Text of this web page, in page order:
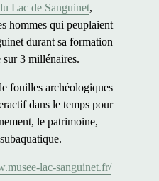
Lac de Sanguinet,
hommes qui peuplaient
durant sa formation
sur 3 millénaires.
fouilles archéologiques
dans le temps pour
le patrimoine,
lac-sanguinet.fr/